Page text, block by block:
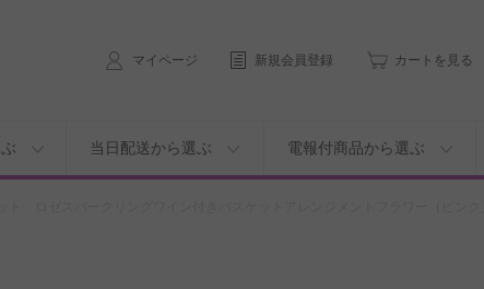
マイページ 新規会員登録 カートを見る
当日配送から選ぶ 電報付商品から選ぶ